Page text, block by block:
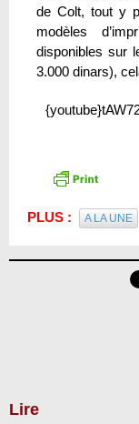
de Colt, tout y
modèles
disponibles sur
3.000 dinars),
PLUS : A LA UNE
Lire